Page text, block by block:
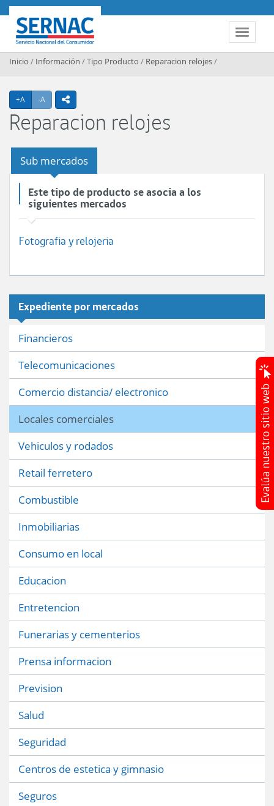
Contenido principal
Toggle
SERNAC
Inicio / Información /Tipo Producto / Reparacion relojes/
+A Agrandar texto
-A Achicar textoicono compartir
Reparacion relojes
Sub mercados
Este tipo de producto se asocia a los
siguientes mercados
Fotografia y relojeria
Expediente por mercados
Financieros
Telecomunicaciones
Comercio distancia/ electronico
Locales comerciales
Vehiculos y rodados
Retail ferretero
Combustible
Inmobiliarias
Consumo en local
Educacion
Entretencion
Funerarias y cementerios
Prensa informacion
Prevision
Salud
Seguridad
Centros de estetica y gimnasio
Seguros